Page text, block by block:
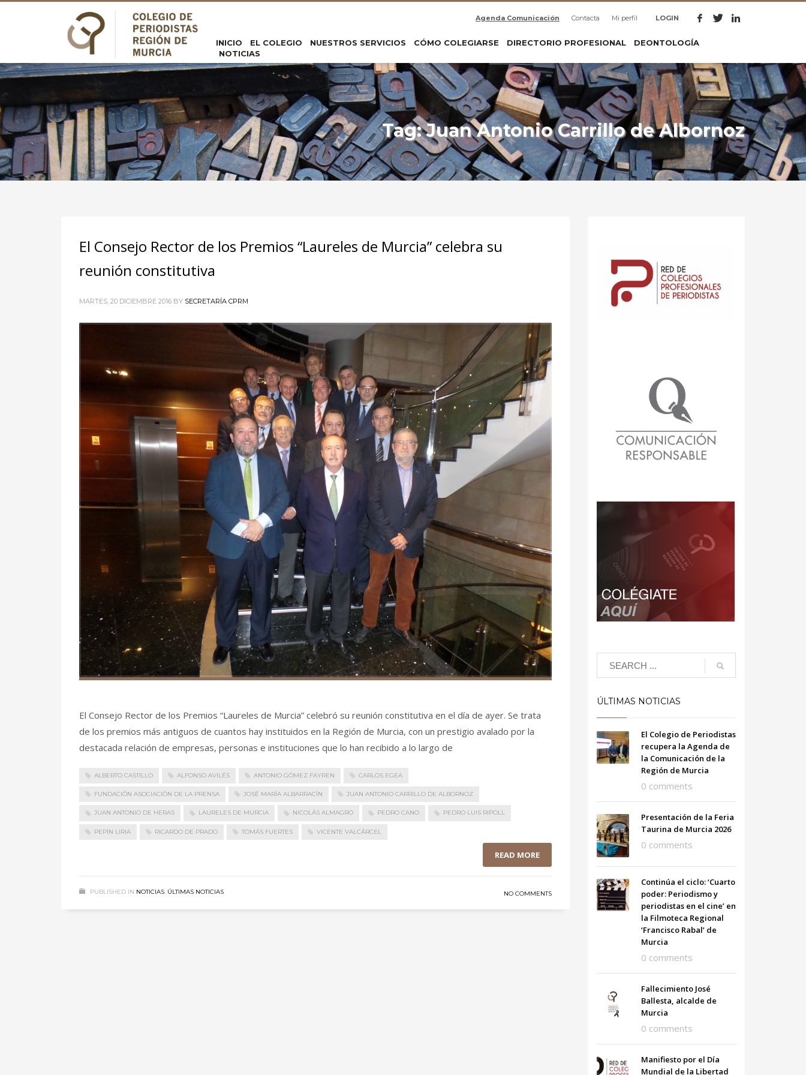
Agenda Comunicación Contacta Mi perfil LOGIN
INICIO EL COLEGIO NUESTROS SERVICIOS CÓMO COLEGIARSE DIRECTORIO PROFESIONAL
DEONTOLOGÍA
NOTICIAS
Tag: Juan Antonio Carrillo de Albornoz
El Consejo Rector de los Premios “Laureles de Murcia” celebra su
reunión constitutiva
MARTES, 20 DICIEMBRE 2016 BY SECRETARÍA CPRM
El Consejo Rector de los Premios “Laureles de Murcia” celebró su reunión constitutiva en el día de ayer. Se trata
de los premios más antiguos de cuantos hay instituidos en la Región de Murcia, con un prestigio avalado por la
destacada relación de empresas, personas e instituciones que lo han recibido a lo largo de
ALBERTO CASTILLO ALFONSO AVILÉS ANTONIO GÓMEZ FAYREN CARLOS EGEA
FUNDACIÓN ASOCIACIÓN DE LA PRENSA JOSÉ MARÍA ALBARRACÍN JUAN ANTONIO CARRILLO DE ALBORNOZ
JUAN ANTONIO DE HERAS LAURELES DE MURCIA NICOLÁS ALMAGRO PEDRO CANO PEDRO LUIS RIPOLL
PEPÍN LIRIA RICARDO DE PRADO TOMÁS FUERTES VICENTE VALCÁRCEL
READ MORE
PUBLISHED IN NOTICIAS, ÚLTIMAS NOTICIAS NO COMMENTS
ÚLTIMAS NOTICIAS
El Colegio de Periodistas
recupera la Agenda de
la Comunicación de la
Región de Murcia
0 comments
Presentación de la Feria
Taurina de Murcia 2026
0 comments
Continúa el ciclo: ‘Cuarto
poder: Periodismo y
periodistas en el cine’ en
la Filmoteca Regional
‘Francisco Rabal’ de
Murcia
0 comments
Fallecimiento José
Ballesta, alcalde de
Murcia
0 comments
Manifiesto por el Día
Mundial de la Libertad